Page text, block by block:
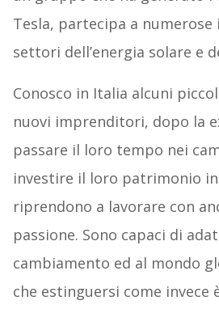
Tesla, partecipa a numerose
settori dell’energia solare e
Conosco in Italia alcuni
nuovi imprenditori, dopo la
passare il loro tempo nei
investire il loro patrimonio
riprendono a lavorare con
passione. Sono capaci di
cambiamento ed al mondo
che estinguersi come invece